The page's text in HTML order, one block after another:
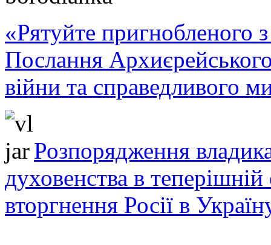
«Рятуйте пригнобленого
Послання
війни та справедливого
Розпорядження
духовенства в теперішній
вторгнення Росії в